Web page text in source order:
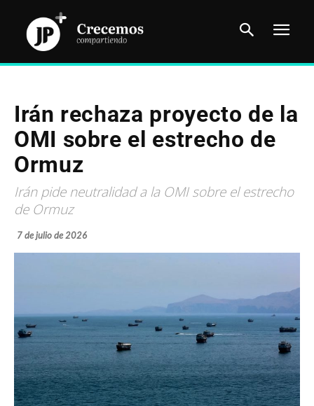
Irán rechaza proyecto de la
OMI sobre el estrecho de
Ormuz
Irán pide neutralidad a la OMI sobre el estrecho
de Ormuz
7 de julio de 2026